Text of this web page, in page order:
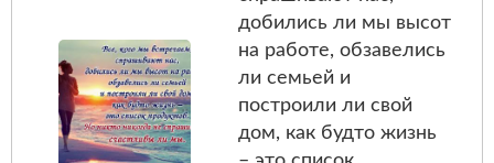
добились ли мы высот
на работе, обзавелись
ли семьей и
построили ли свой
дом, как будто жизнь